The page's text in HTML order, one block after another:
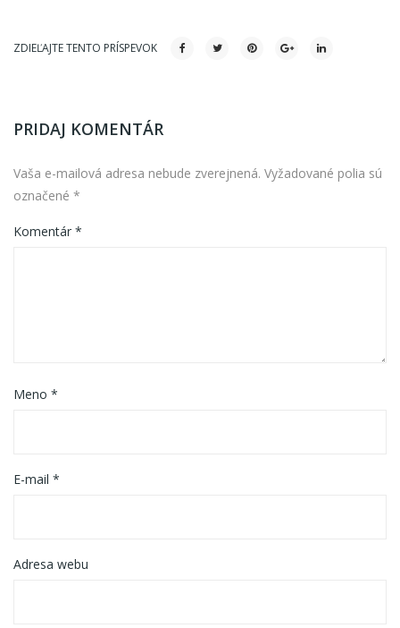
ZDIEĽAJTE TENTO PRÍSPEVOK
PRIDAJ KOMENTÁR
Vaša e-mailová adresa nebude zverejnená. Vyžadované polia sú
označené *
Komentár *
Meno *
E-mail *
Adresa webu